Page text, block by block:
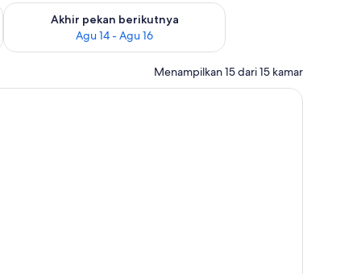
Agu 7 - Agu 9
Akhir pekan berikutnya
Agu 14 - Agu 16
Periksa ketersediaan untuk akhir pekan berikutnya Agu 14 -
Menampilkan 15 dari 15 kamar